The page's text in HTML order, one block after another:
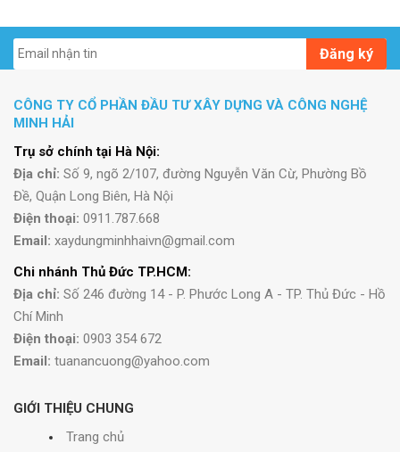
Đăng ký
CÔNG TY CỔ PHẦN ĐẦU TƯ XÂY DỰNG VÀ CÔNG NGHỆ
MINH HẢI
Trụ sở chính tại Hà Nội:
Địa chỉ: Số 9, ngõ 2/107, đường Nguyễn Văn Cừ, Phường Bồ
Đề, Quận Long Biên, Hà Nội
Điện thoại: 0911.787.668
Email: xaydungminhhaivn@gmail.com
Chi nhánh Thủ Đức TP.HCM:
Địa chỉ: Số 246 đường 14 - P. Phước Long A - TP. Thủ Đức - Hồ
Chí Minh
Điện thoại: 0903 354 672
Email: tuanancuong@yahoo.com
GIỚI THIỆU CHUNG
Trang chủ